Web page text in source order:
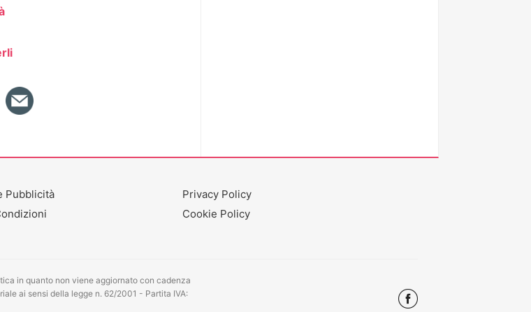
Pubblicità
Privacy Policy
Cookie Policy
in quanto non viene aggiornato con cadenza
ai sensi della legge n. 62/2001 - Partita IVA: